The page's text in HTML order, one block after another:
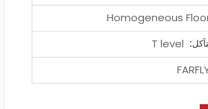
Homogeneous
T level